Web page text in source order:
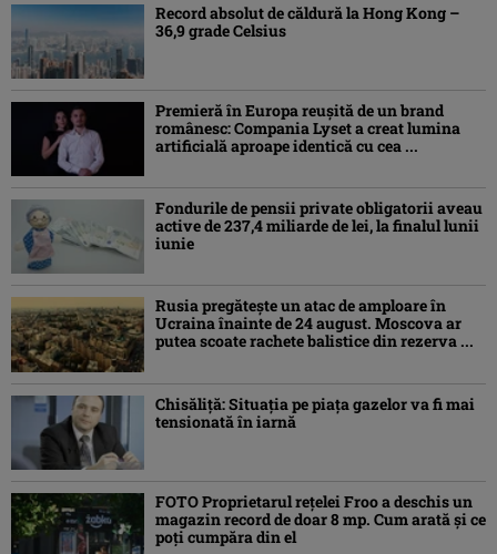
Record absolut de căldură la Hong Kong –
36,9 grade Celsius
Premieră în Europa reușită de un brand
românesc: Compania Lyset a creat lumina
artificială aproape identică cu cea ...
Fondurile de pensii private obligatorii aveau
active de 237,4 miliarde de lei, la finalul lunii
iunie
Rusia pregătește un atac de amploare în
Ucraina înainte de 24 august. Moscova ar
putea scoate rachete balistice din rezerva ...
Chisăliţă: Situaţia pe piaţa gazelor va fi mai
tensionată în iarnă
FOTO Proprietarul rețelei Froo a deschis un
magazin record de doar 8 mp. Cum arată și ce
poți cumpăra din el